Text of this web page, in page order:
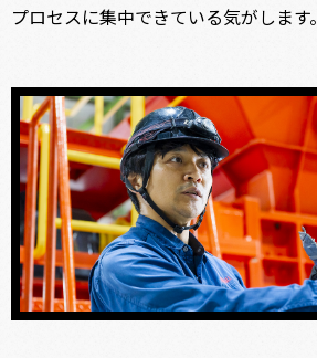
プロセスに集中できている気がします。